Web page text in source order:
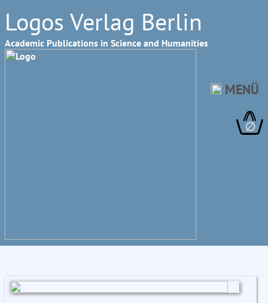
Logos Verlag Berlin
Academic Publications in Science and Humanities
∅
MENÜ